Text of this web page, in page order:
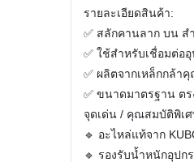
รายละเอียดสินค้า:
✅ สลักคานลาก บน ส
✅ ใช้สำหรับเชื่อมต่อ
✅ ผลิตจากเหล็กกล้า
✅ ขนาดมาตรฐาน ต
จุดเด่น / คุณสมบัติพิเศ
🔹 อะไหล่แท้จาก
🔹 รองรับน้ำหนักอุปก